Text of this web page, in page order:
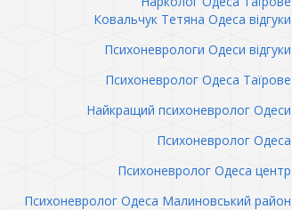
Ковальчук Тетяна Одеса відгуки
Психоневрологи Одеси відгуки
Психоневролог Одеса Таїрове
Найкращий психоневролог Одеси
Психоневролог Одеса
Психоневролог Одеса центр
Психоневролог Одеса Малиновський район